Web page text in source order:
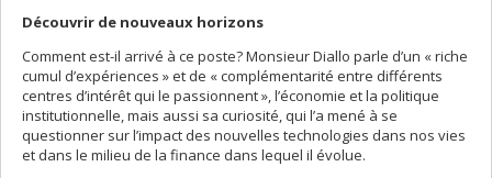
Découvrir de nouveaux horizons
Comment est-il arrivé à ce poste? Monsieur Diallo parle d’un « riche
cumul d’expériences » et de « complémentarité entre différents
centres d’intérêt qui le passionnent », l’économie et la politique
institutionnelle, mais aussi sa curiosité, qui l’a mené à se
questionner sur l’impact des nouvelles technologies dans nos vies
et dans le milieu de la finance dans lequel il évolue.